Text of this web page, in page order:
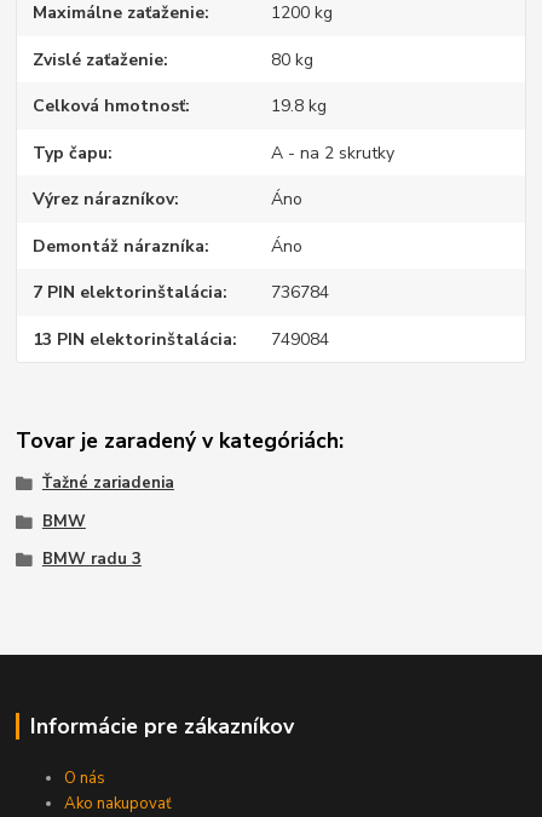
Maximálne zaťaženie 1200 kg
Zvislé zaťaženie 80 kg
Celková hmotnosť 19.8 kg
Typ čapu A - na 2 skrutky
Výrez nárazníkov Áno
Demontáž nárazníka Áno
7 PIN elektorinštalácia 736784
13 PIN elektorinštalácia 749084
Tovar je zaradený v kategóriách:
Ťažné zariadenia
BMW
BMW radu 3
Informácie pre zákazníkov
O nás
Ako nakupovať